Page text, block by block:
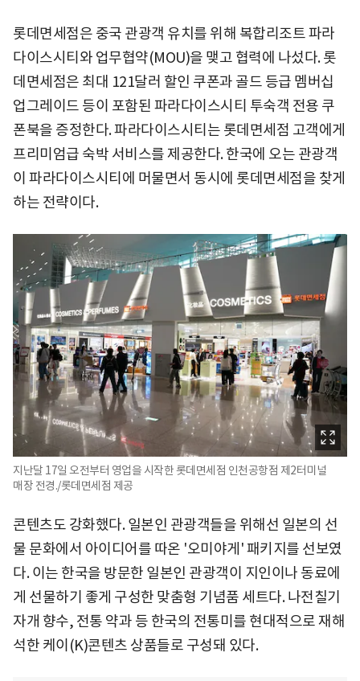
롯데면세점은 중국 관광객 유치를 위해 복합리조트 파라
다이스시티와 업무협약(MOU)을 맺고 협력에 나섰다. 롯
데면세점은 최대 121달러 할인 쿠폰과 골드 등급 멤버십
업그레이드 등이 포함된 파라다이스시티 투숙객 전용 쿠
폰북을 증정한다. 파라다이스시티는 롯데면세점 고객에게
프리미엄급 숙박 서비스를 제공한다. 한국에 오는 관광객
이 파라다이스시티에 머물면서 동시에 롯데면세점을 찾게
하는 전략이다.
지난달 17일 오전부터 영업을 시작한 롯데면세점 인천공항점 제2터미널
매장 전경./롯데면세점 제공
콘텐츠도 강화했다. 일본인 관광객들을 위해선 일본의 선
물 문화에서 아이디어를 따온 '오미야게' 패키지를 선보였
다. 이는 한국을 방문한 일본인 관광객이 지인이나 동료에
게 선물하기 좋게 구성한 맞춤형 기념품 세트다. 나전칠기
자개 향수, 전통 약과 등 한국의 전통미를 현대적으로 재해
석한 케이(K)콘텐츠 상품들로 구성돼 있다.